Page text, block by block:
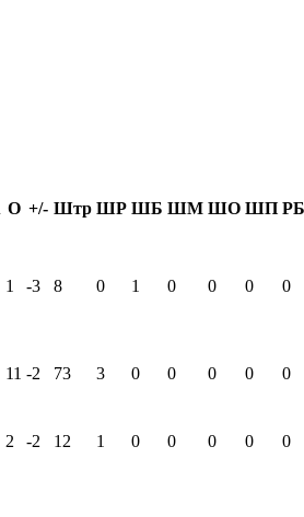
О +/- Штр ШР ШБ ШМ ШО ШП РБ
1 -3 8 0 1 0 0 0
0
11 -2 73 3 0 0 0 0
0
2 -2 12 1 0 0 0 0
0